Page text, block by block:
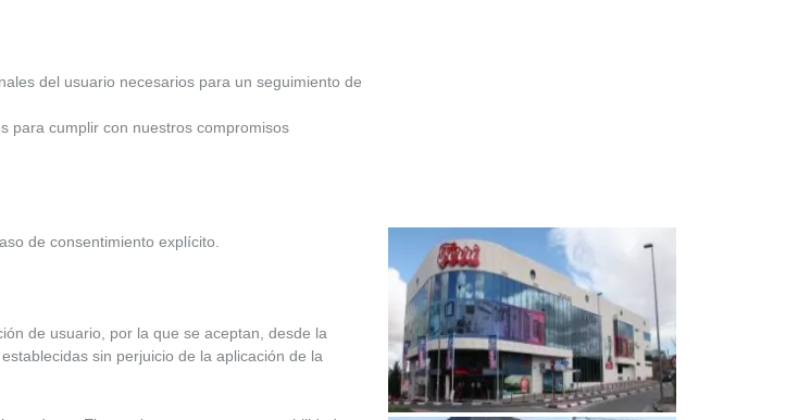
del usuario necesarios para un seguimiento de
para cumplir con nuestros compromisos
de consentimiento explícito.
de usuario, por la que se aceptan, desde la
sin perjuicio de la aplicación de la